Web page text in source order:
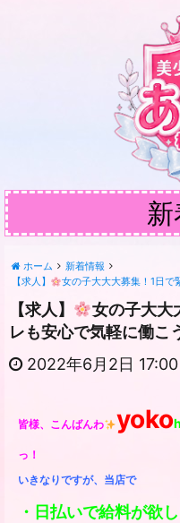
新
ホーム
新着情報
【求人】
女の子大大大募集！1日で
【求人】
女の子大大
レも安心で気軽に働こ
2022年6月2日 17:00
皆様、こんばんわ yoko
っ！
いきなりですが、 当店で
・日払いで給料が欲